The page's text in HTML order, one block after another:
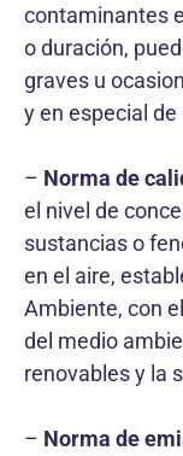
contaminantes
o duración,
graves u
y en especial
– Norma de
el nivel de
sustancias o
en el aire,
Ambiente, con
del medio
renovables y la
– Norma de